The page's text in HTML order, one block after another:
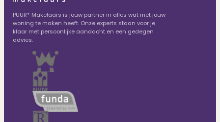
PUUR* Makelaars is jouw partner in alles wat met jouw
woning te maken heeft. Onze experts staan voor je
klaar met persoonlijke aandacht en een gedegen
advies.